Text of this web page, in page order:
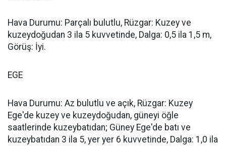
Hava Durumu: Parçalı bulutlu, Rüzgar: Kuzey ve
kuzeydoğudan 3 ila 5 kuvvetinde, Dalga: 0,5 ila 1,5 m,
Görüş: İyi.
EGE
Hava Durumu: Az bulutlu ve açık, Rüzgar: Kuzey
Ege'de kuzey ve kuzeydoğudan, güneyi öğle
saatlerinde kuzeybatıdan; Güney Ege'de batı ve
kuzeybatıdan 3 ila 5, yer yer 6 kuvvetinde, Dalga: 1,0 ila